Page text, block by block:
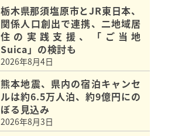
栃木県那須塩原市とJR東日本、
関係人口創出で連携、二地域居
住の実践支援、「ご当地
Suica」の検討も
2026年8月4日
熊本地震、県内の宿泊キャンセ
ルは約6.5万人泊、約9億円にの
ぼる見込み
2026年8月3日